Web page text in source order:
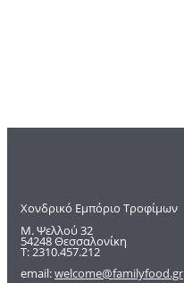
Χονδρικό Εμπόριο Τροφίμων
Μ. Ψελλού 32
54248 Θεσσαλονίκη
Τ: 2310.457.212
email:welcome@familyfood.gr